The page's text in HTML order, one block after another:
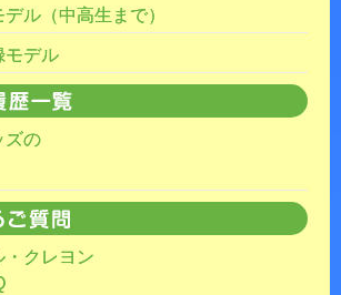
ル（中高生まで）
モデル
ズの
・クレヨン